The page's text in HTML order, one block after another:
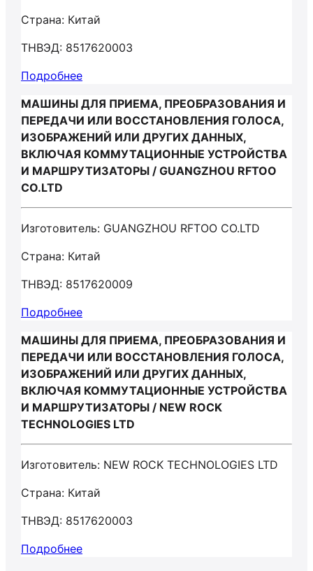
Страна: Китай
ТНВЭД: 8517620003
Подробнее
МАШИНЫ ДЛЯ ПРИЕМА, ПРЕОБРАЗОВАНИЯ И
ПЕРЕДАЧИ ИЛИ ВОССТАНОВЛЕНИЯ ГОЛОСА,
ИЗОБРАЖЕНИЙ ИЛИ ДРУГИХ ДАННЫХ,
ВКЛЮЧАЯ КОММУТАЦИОННЫЕ УСТРОЙСТВА
И МАРШРУТИЗАТОРЫ / GUANGZHOU RFTOO
CO.LTD
Изготовитель: GUANGZHOU RFTOO CO.LTD
Страна: Китай
ТНВЭД: 8517620009
Подробнее
МАШИНЫ ДЛЯ ПРИЕМА, ПРЕОБРАЗОВАНИЯ И
ПЕРЕДАЧИ ИЛИ ВОССТАНОВЛЕНИЯ ГОЛОСА,
ИЗОБРАЖЕНИЙ ИЛИ ДРУГИХ ДАННЫХ,
ВКЛЮЧАЯ КОММУТАЦИОННЫЕ УСТРОЙСТВА
И МАРШРУТИЗАТОРЫ / NEW ROCK
TECHNOLOGIES LTD
Изготовитель: NEW ROCK TECHNOLOGIES LTD
Страна: Китай
ТНВЭД: 8517620003
Подробнее